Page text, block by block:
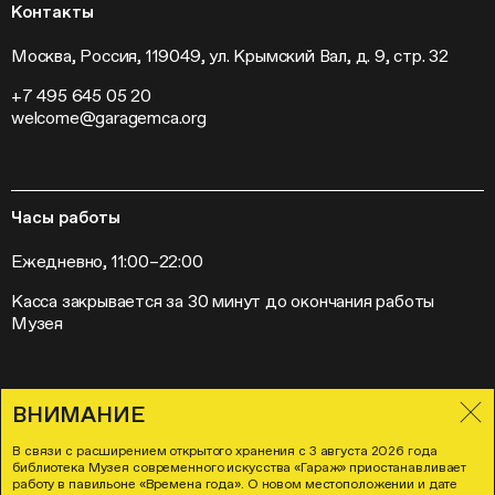
ВНИМАНИЕ
В связи с расширением открытого хранения с 3 августа 2026 года
библиотека Музея современного искусства «Гараж» приостанавливает
работу в павильоне «Времена года». О новом местоположении и дате
Кинопрограмма
Выставки
Слет институций современного искусства
Пресса
Контакты
Контакты
Москва, Россия, 119049, ул. Крымский Вал, д. 9, стр. 32
+7 495 645 05 20
welcome@garagemca.org
Часы работы
Ежедневно, 11:00–22:00
Касса закрывается за 30 минут до окончания работы
Музея
Правила посещения Музея «Гараж»
Политика в отношении обработки и защиты персональных данных
Согласие на осуществление рекламно-информационных рассылок